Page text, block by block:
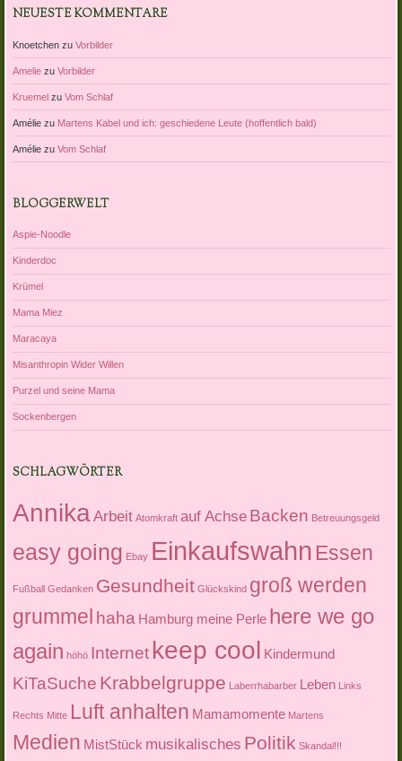
NEUESTE KOMMENTARE
Knoetchenzu Vorbilder
Ameliezu Vorbilder
Kruemelzu Vom Schlaf
Améliezu Martens Kabel und ich: geschiedene Leute (hoffentlich bald)
Améliezu Vom Schlaf
BLOGGERWELT
Aspie-Noodle
Kinderdoc
Krümel
Mama Miez
Maracaya
Misanthropin Wider Willen
Purzel und seine Mama
Sockenbergen
SCHLAGWÖRTER
AnnikaArbeit Atomkraft auf Achse Backen Betreuungsgeld
easy going Ebay Einkaufswahn Essen
Fußball Gedanken Gesundheit Glückskind groß werden
grummel haha Hamburg meine Perle here we go
again höhö Internet keep cool Kindermund
KiTaSuche Krabbelgruppe Laberrhabarber Leben Links
Rechts Mitte Luft anhalten Mamamomente Martens
Medien MistStück musikalisches Politik Skandal!!!